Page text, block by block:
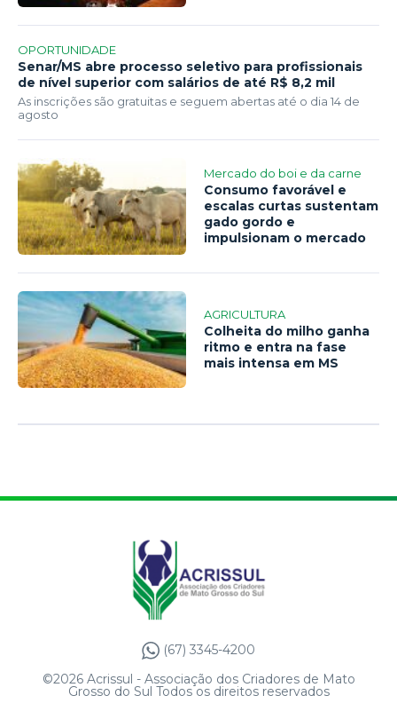
OPORTUNIDADE
Senar/MS abre processo seletivo para profissionais
de nível superior com salários de até R$ 8,2 mil
As inscrições são gratuitas e seguem abertas até o dia 14 de
agosto
Mercado do boi e da carne
Consumo favorável e
escalas curtas sustentam
gado gordo e
impulsionam o mercado
AGRICULTURA
Colheita do milho ganha
ritmo e entra na fase
mais intensa em MS
(67) 3345-4200
©2026 Acrissul - Associação dos Criadores de Mato
Grosso do Sul Todos os direitos reservados